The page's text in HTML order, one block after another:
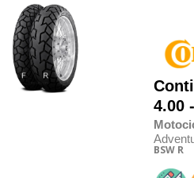
4.00
BSW R